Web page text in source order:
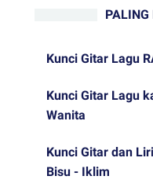
PALING
Kunci Gitar Lagu
Kunci Gitar Lagu
Wanita
Kunci Gitar dan
Bisu - Iklim